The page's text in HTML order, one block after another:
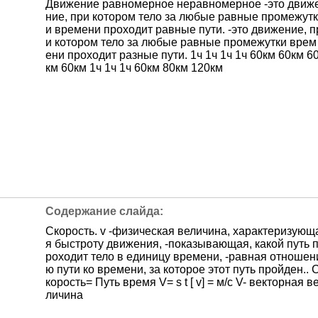
Движение равномерное неравномерное -это
ние, при котором тело за любые равные промежутк
и времени проходит равные пути. -это движение,
и котором тело за любые равные промежутки врем
ени проходит разные пути. 1ч 1ч 1ч 1ч 60км 60км
км 60км 1ч 1ч 1ч 60км 80км 120км
Скорость. v -физическая величина,
я быстроту движения, -показывающая, какой путь п
роходит тело в единицу времени, -равная
ю пути ко времени, за которое этот путь пройден..
корость= Путь время V= s t [ v] = м/с V- векторная
личина